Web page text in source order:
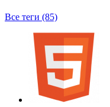
Все теги (85)